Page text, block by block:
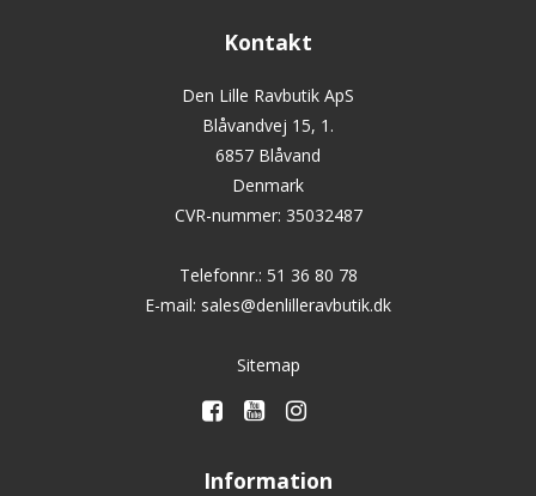
Kontakt
Den Lille Ravbutik ApS
Blåvandvej 15, 1.
6857 Blåvand
Denmark
CVR-nummer: 35032487
Telefonnr.: 51 36 80 78
E-mail: sales@denlilleravbutik.dk
Sitemap
Information